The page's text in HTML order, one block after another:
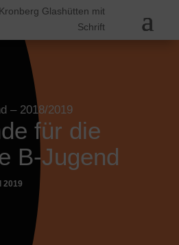
– 2018/2019
für die
B-Jugend
2019